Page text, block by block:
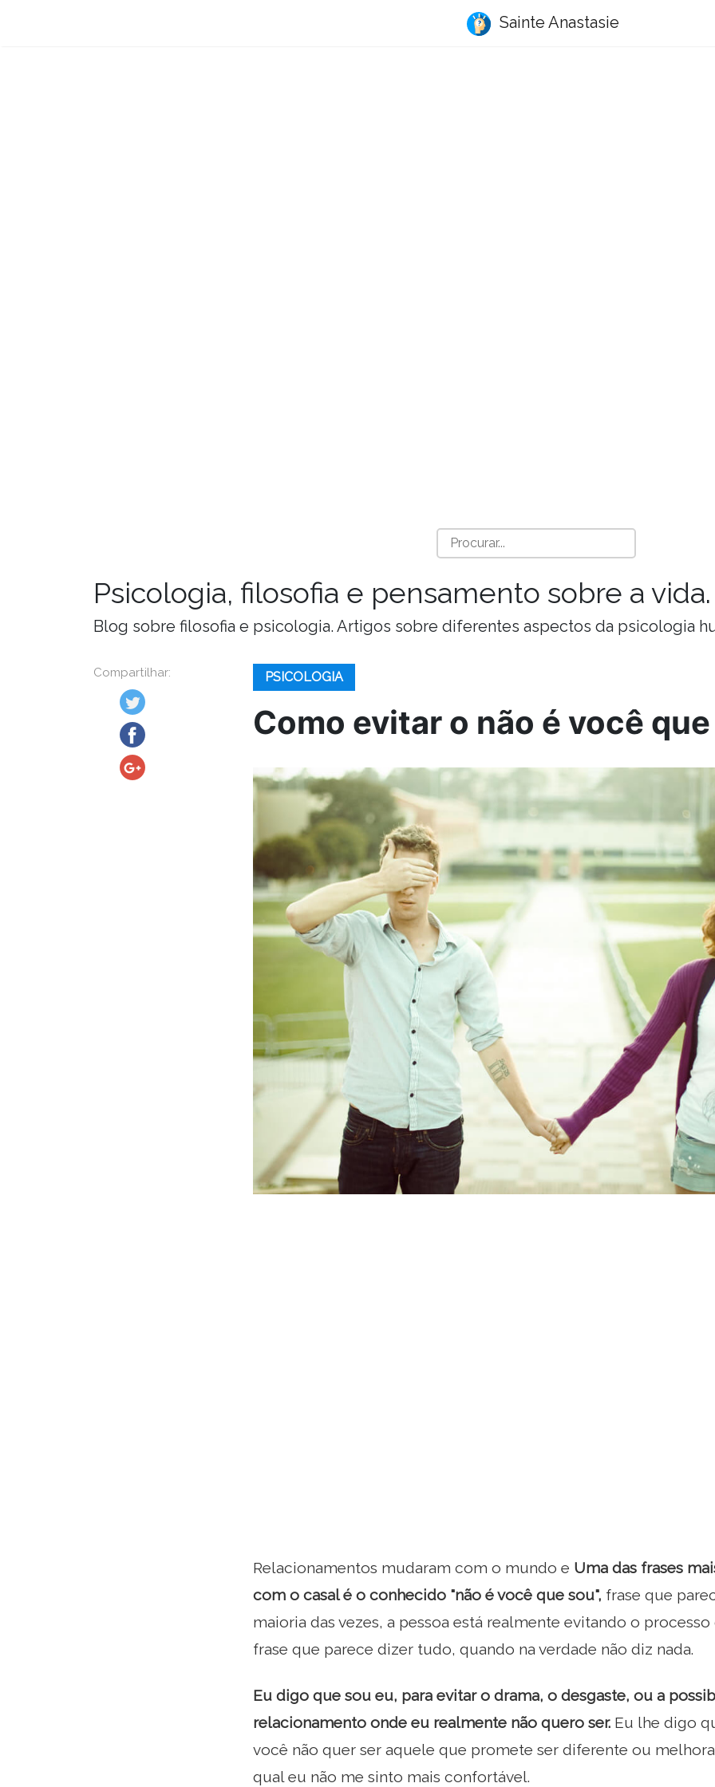
Sainte Anastasie
Psicologia, filosofia e pensamento sobre a vida.
Blog sobre filosofia e psicologia. Artigos sobre diferentes aspectos da psicologia
Compartilhar: PSICOLOGIA
Como evitar o não é você
Relacionamentos mudaram com o mundo e Uma das frases
com o casal é o conhecido "não é você que sou", frase que
maioria das vezes, a pessoa está realmente evitando o processo
frase que parece dizer tudo, quando na verdade não diz nada.
Eu digo que sou eu, para evitar o drama, o desgaste, ou a
relacionamento onde eu realmente não quero ser. Eu lhe digo
você não quer ser aquele que promete ser diferente ou
qual eu não me sinto mais confortável.